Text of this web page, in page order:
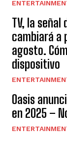
TV, la
cambiará a
agosto.
dispositivo
Oasis
en 2025 –